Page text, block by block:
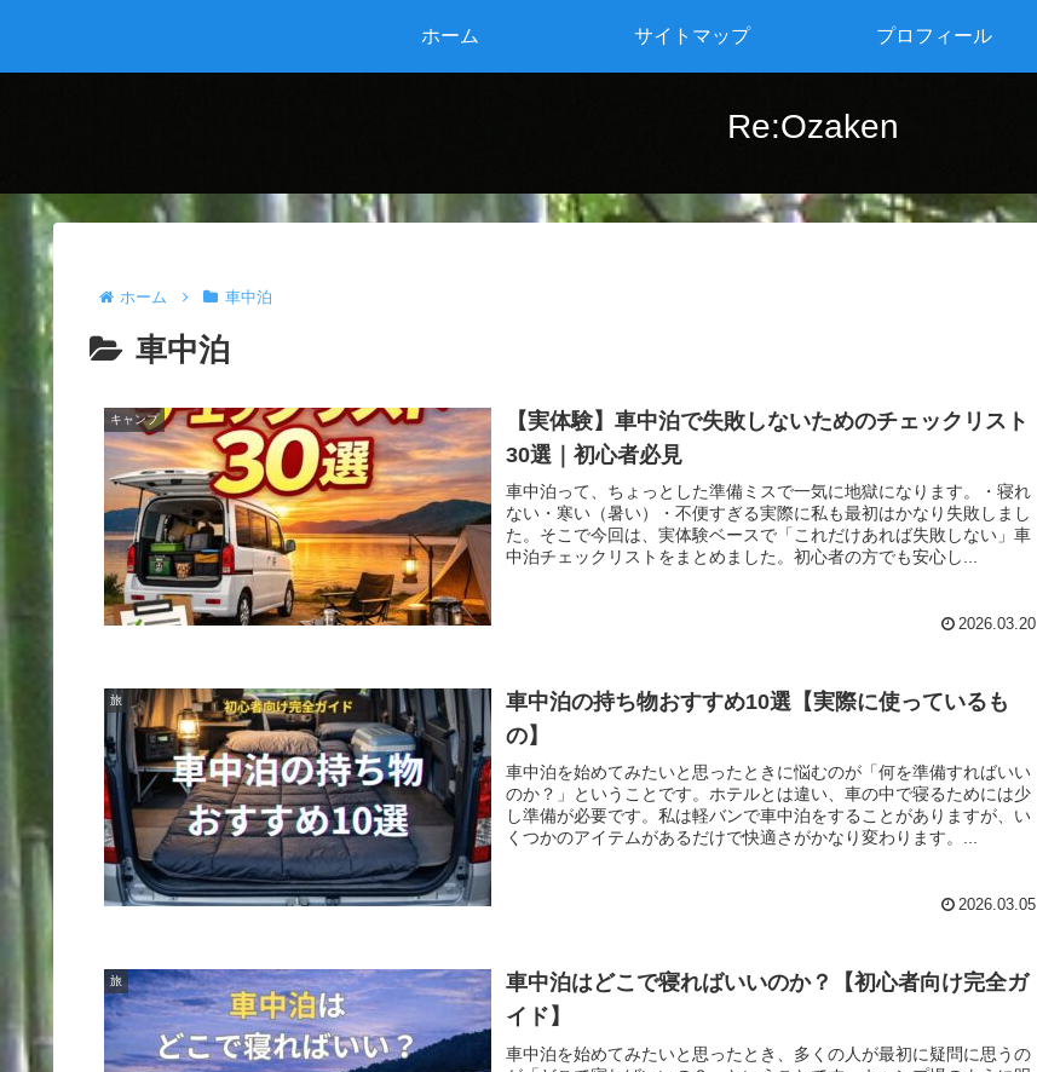
Re:Ozaken
ホーム サイトマップ プロフィール
ホーム 車中泊
車中泊
キャンプ
【実体験】車中泊で失敗しないためのチェックリスト
30選｜初心者必見
車中泊って、ちょっとした準備ミスで一気に地獄になります。・寝れ
ない・寒い（暑い）・不便すぎる実際に私も最初はかなり失敗しまし
た。そこで今回は、実体験ベースで「これだけあれば失敗しない」車
中泊チェックリストをまとめました。初心者の方でも安心し...
2026.03.20
旅
車中泊の持ち物おすすめ10選【実際に使っているも
の】
車中泊を始めてみたいと思ったときに悩むのが「何を準備すればいい
のか？」ということです。ホテルとは違い、車の中で寝るためには少
し準備が必要です。私は軽バンで車中泊をすることがありますが、い
くつかのアイテムがあるだけで快適さがかなり変わります。...
2026.03.05
旅
車中泊はどこで寝ればいいのか？【初心者向け完全ガ
イド】
車中泊を始めてみたいと思ったとき、多くの人が最初に疑問に思うの